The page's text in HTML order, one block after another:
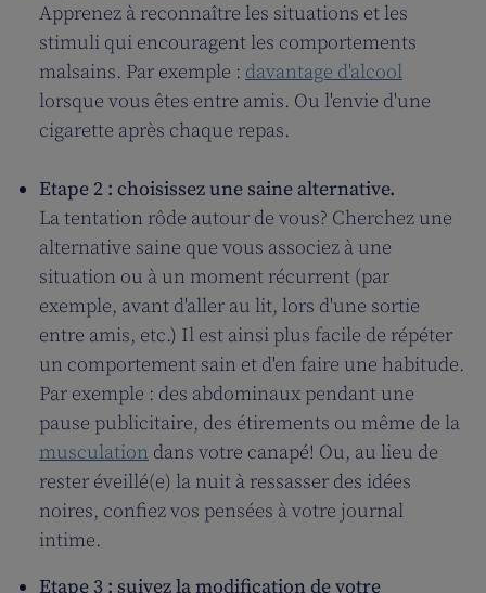
Apprenez à reconnaître les situations et les
stimuli qui encouragent les comportements
malsains. Par exemple : davantage d'alcool
lorsque vous êtes entre amis. Ou l'envie d'une
cigarette après chaque repas.
Etape 2 : choisissez une saine alternative.
La tentation rôde autour de vous? Cherchez une
alternative saine que vous associez à une
situation ou à un moment récurrent (par
exemple, avant d'aller au lit, lors d'une sortie
entre amis, etc.) Il est ainsi plus facile de répéter
un comportement sain et d'en faire une habitude.
Par exemple : des abdominaux pendant une
pause publicitaire, des étirements ou même de la
musculation dans votre canapé! Ou, au lieu de
rester éveillé(e) la nuit à ressasser des idées
noires, confiez vos pensées à votre journal
intime.
Etape 3 : suivez la modification de votre